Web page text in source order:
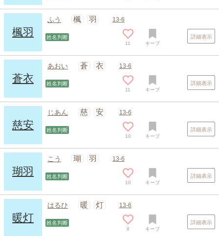
楓羽
ふう 楓 羽 13-6
姓名判断
11 キープ
詳細表示
蒼衣
あおい 蒼 衣 13-6
姓名判断
11 キープ
詳細表示
慈安
じあん 慈 安 13-6
姓名判断
10 キープ
詳細表示
瑚羽
こう 瑚 羽 13-6
姓名判断
10 キープ
詳細表示
暖灯
はるひ 暖 灯 13-6
姓名判断
8 キープ
詳細表示